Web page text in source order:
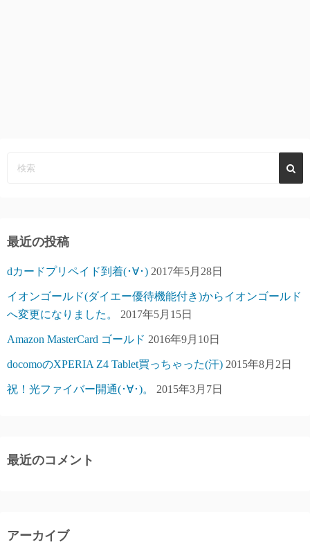
最近の投稿
dカードプリペイド到着(･∀･) 2017年5月28日
イオンゴールド(ダイエー優待機能付き)からイオンゴールド
へ変更になりました。
2017年5月15日
Amazon MasterCard ゴールド 2016年9月10日
docomoのXPERIA Z4 Tablet買っちゃった(汗) 2015年8月2日
祝！光ファイバー開通(･∀･)。 2015年3月7日
最近のコメント
アーカイブ